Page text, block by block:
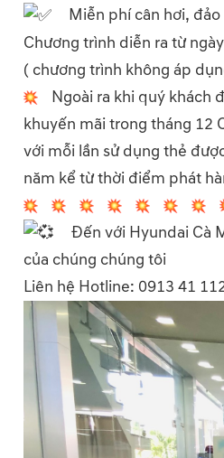
Miễn phí cân hơi,
Chương trình diễn ra từ
( chương trình không áp
Ngoài ra khi quý khách
khuyến mãi trong tháng 12
với mỗi lần sử dụng thẻ
năm kể từ thời điểm phát
Đến với Hyundai Cà
của chúng chúng tôi
Liên hệ Hotline: 0913 41